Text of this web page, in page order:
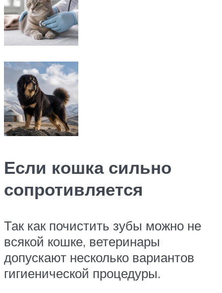
Если кошка сильно
сопротивляется
Так как почистить зубы можно не
всякой кошке, ветеринары
допускают несколько вариантов
гигиенической процедуры.